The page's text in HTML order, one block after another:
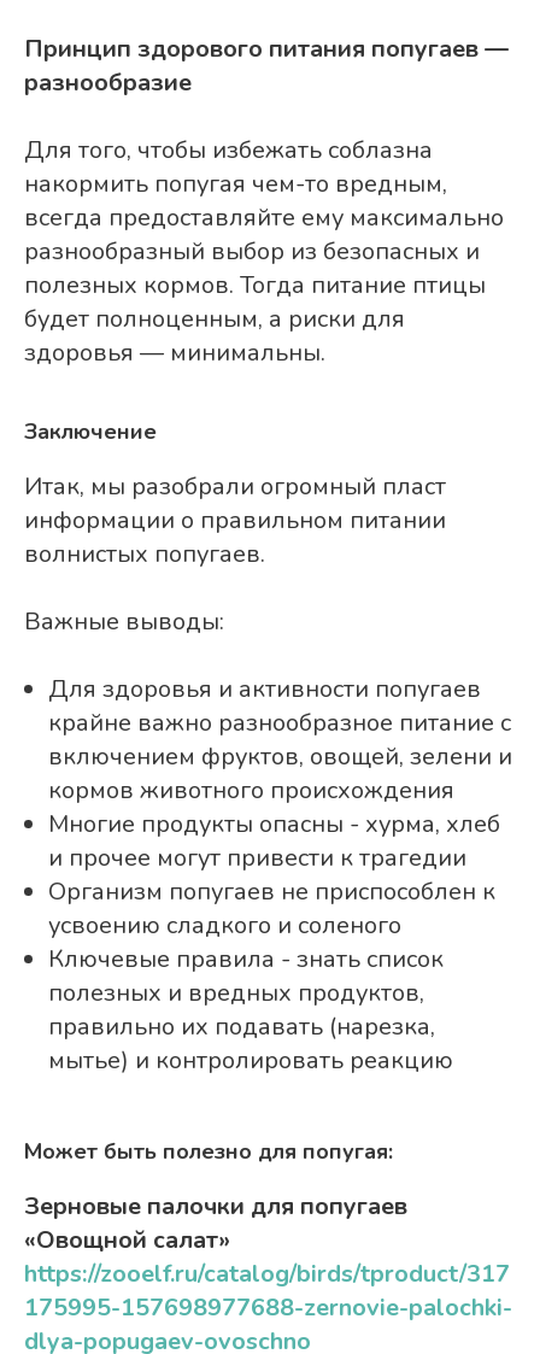
Принцип здорового питания попугаев —
разнообразие
Для того, чтобы избежать соблазна
накормить попугая чем-то вредным,
всегда предоставляйте ему максимально
разнообразный выбор из безопасных и
полезных кормов. Тогда питание птицы
будет полноценным, а риски для
здоровья — минимальны.
Заключение
Итак, мы разобрали огромный пласт
информации о правильном питании
волнистых попугаев.
Важные выводы:
Для здоровья и активности попугаев
крайне важно разнообразное питание с
включением фруктов, овощей, зелени и
кормов животного происхождения
Многие продукты опасны - хурма, хлеб
и прочее могут привести к трагедии
Организм попугаев не приспособлен к
усвоению сладкого и соленого
Ключевые правила - знать список
полезных и вредных продуктов,
правильно их подавать (нарезка,
мытье) и контролировать реакцию
Может быть полезно для попугая:
Зерновые палочки для попугаев
«Овощной салат»
https://zooelf.ru/catalog/birds/tproduct/317
175995-157698977688-zernovie-palochki-
dlya-popugaev-ovoschno